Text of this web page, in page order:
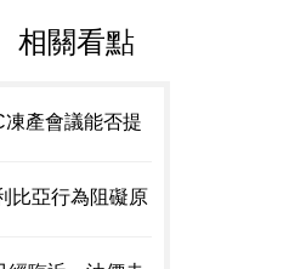
相關看點
產會議能否提
貨原油瀝青操作
比亞行為阻礙原